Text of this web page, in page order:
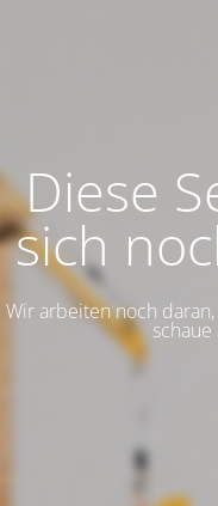
Diese
sich
Wir arbeiten noch